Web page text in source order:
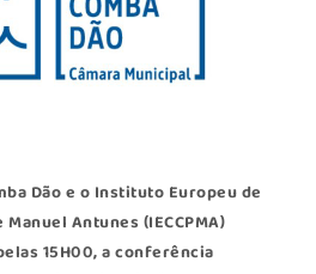
Dão e o Instituto Europeu de
Antunes (IECCPMA)
15H00, a conferência